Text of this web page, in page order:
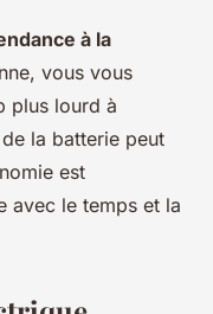
à la
vous vous
plus lourd à
la batterie peut
est
avec le temps et la